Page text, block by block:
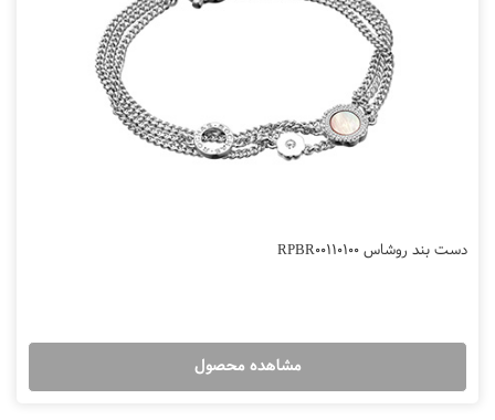
دست بند روشاس RPBR00110100
مشاهده محصول